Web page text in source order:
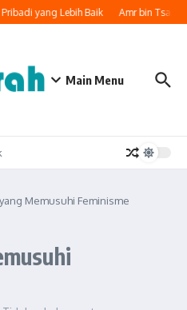
yang Lebih Baik Amr bin
Main Menu
Memusuhi Feminisme